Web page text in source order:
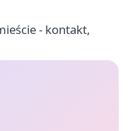
- kontakt,